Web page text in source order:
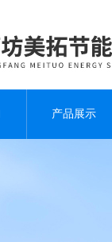
产品展示